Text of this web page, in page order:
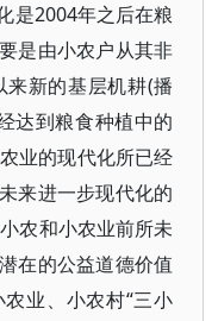
是2004年之后在粮
是由小农户从其非
新的基层机耕(播
达到粮食种植中的
业的现代化所已经
来进一步现代化的
农和小农业前所未
在的公益道德价值
业、小农村“三小